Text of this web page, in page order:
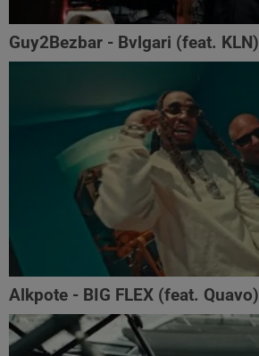
Guy2Bezbar - Bvlgari (feat. KLN)
Alkpote - BIG FLEX (feat. Quavo)